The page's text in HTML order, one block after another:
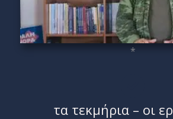
*
τα τεκμήρια – οι